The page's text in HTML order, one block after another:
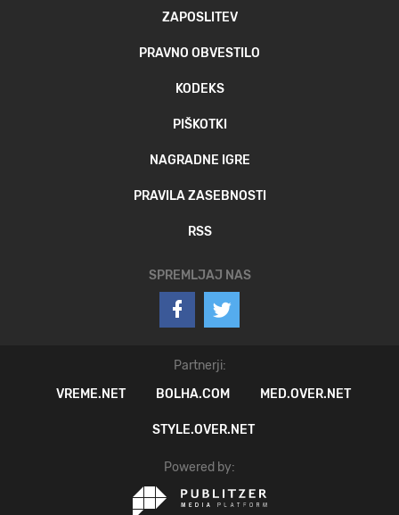
ZAPOSLITEV
PRAVNO OBVESTILO
KODEKS
PIŠKOTKI
NAGRADNE IGRE
PRAVILA ZASEBNOSTI
RSS
SPREMLJAJ NAS
Partnerji:
VREME.NET
BOLHA.COM MED.OVER.NET
STYLE.OVER.NET
Powered by: